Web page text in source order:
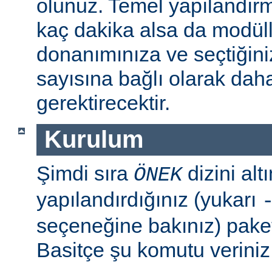
olunuz. Temel
kaç dakika alsa da
donanımınıza ve
sayısına bağlı olarak
gerektirecektir.
Kurulum
Şimdi sıra ÖNEKdizini
yapılandırdığınız (yukarı
seçeneğine bakınız)
Basitçe şu komutu